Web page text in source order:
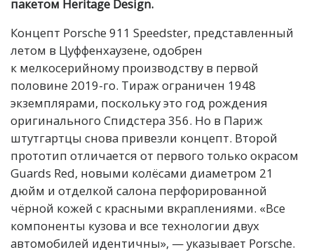
пакетом Heritage Design.
Концепт Porsche 911 Speedster, представленный
летом в Цуффенхаузене, одобрен
к мелкосерийному производству в первой
половине 2019-го. Тираж ограничен 1948
экземплярами, поскольку это год рождения
оригинального Спидстера 356. Но в Париж
штутгартцы снова привезли концепт. Второй
прототип отличается от первого только окрасом
Guards Red, новыми колёсами диаметром 21
дюйм и отделкой салона перфорированной
чёрной кожей с красными вкраплениями. «Все
компоненты кузова и все технологии двух
автомобилей идентичны», — указывает Porsche.